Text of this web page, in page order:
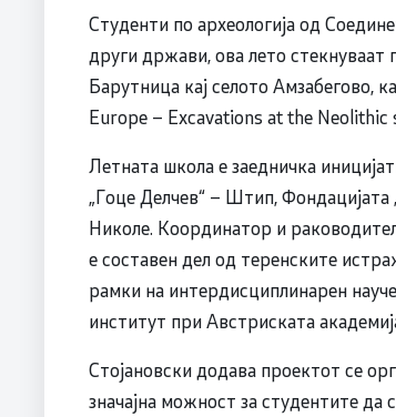
Студенти по археологија од
други држави, ова лето стекнуваат
Барутница кај селото Амзабегово,
Europe – Excavations at the Neolithic
Летната школа е заедничка
„Гоце Делчев“ – Штип,
Николе. Координатор и
е составен дел од теренските
рамки на интердисциплинарен
институт при Австриската
Стојановски додава проектот се
значајна можност за студентите